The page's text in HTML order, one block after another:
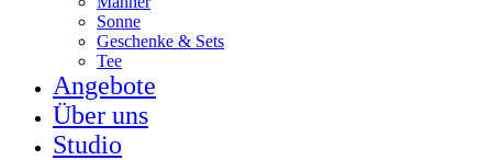
Sonne
Geschenke & Sets
Tee
Angebote
Über uns
Studio